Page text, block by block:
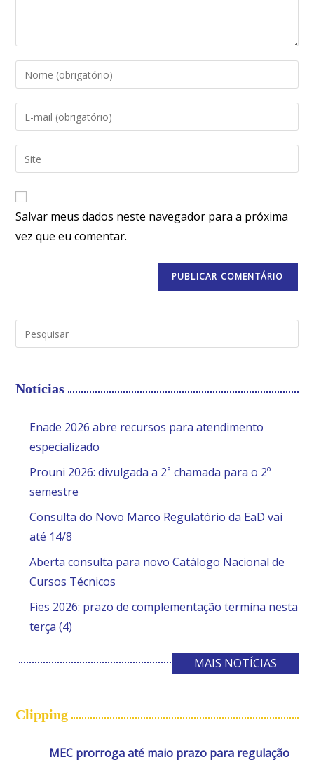
Salvar meus dados neste navegador para a próxima
vez que eu comentar.
Notícias
Enade 2026 abre recursos para atendimento
especializado
Prouni 2026: divulgada a 2ª chamada para o 2º
semestre
Consulta do Novo Marco Regulatório da EaD vai
até 14/8
Aberta consulta para novo Catálogo Nacional de
Cursos Técnicos
Fies 2026: prazo de complementação termina nesta
terça (4)
MAIS NOTÍCIAS
Clipping
MEC prorroga até maio prazo para regulação